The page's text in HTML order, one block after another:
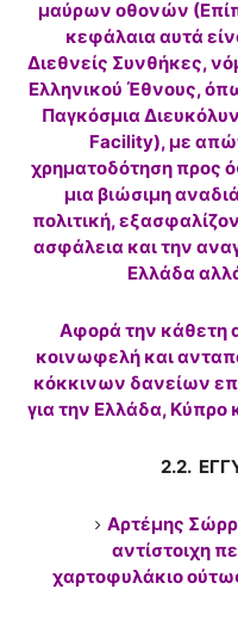
μαύρων οθονών
κεφάλαια αυτά
Διεθνείς Συνθήκες,
Ελληνικού Έθνους,
Παγκόσμια
Facility), με
χρηματοδότηση προς
μια βιώσιμη
πολιτική,
ασφάλεια και την
Ελλάδα
Αφορά την κάθετη
κοινωφελή και
κόκκινων δανείων
για την Ελλάδα, Κύπρο
2.2.
Αρτέμης
αντίστοιχη
χαρτοφυλάκιο